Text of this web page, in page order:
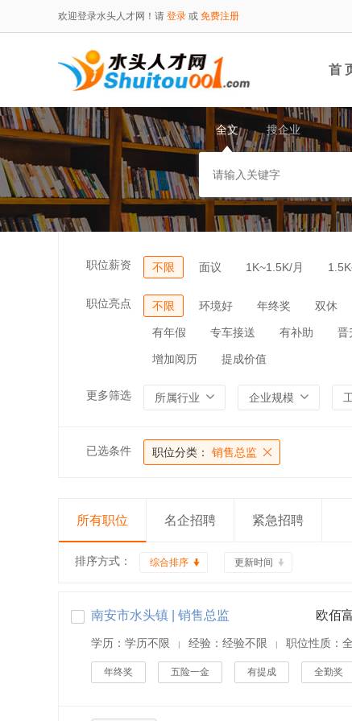
欢迎登录水头人才网！请 登录 或 免费注册
首
全文 搜企业
职位薪资 不限 面议 1K~1.5K/月
职位亮点 不限 环境好 年终奖 双休
有年假 专车接送 有补助 晋
增加阅历 提成价值
更多筛选 所属行业 企业规模
已选条件 职位分类： 销售总监
所有职位 名企招聘 紧急招聘
排序方式： 综合排序 更新时间
南安市水头镇 | 销售总监 欧佰
学历：学历不限 | 经验：经验不限 | 职位性质：
年终奖 五险一金 有提成 全勤奖